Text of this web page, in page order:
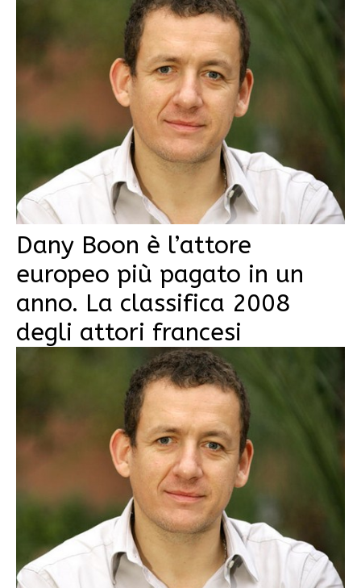
Dany Boon è l’attore
europeo più pagato in un
anno. La classifica 2008
degli attori francesi